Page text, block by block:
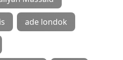
ade londok